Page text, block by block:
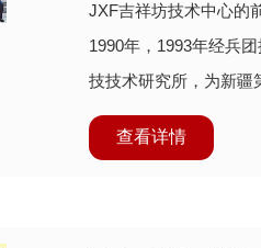
JXF吉祥坊技术中心的
1990年，1993年经兵
技技术研究所，为新疆
础上组建新疆伊力
查看详情